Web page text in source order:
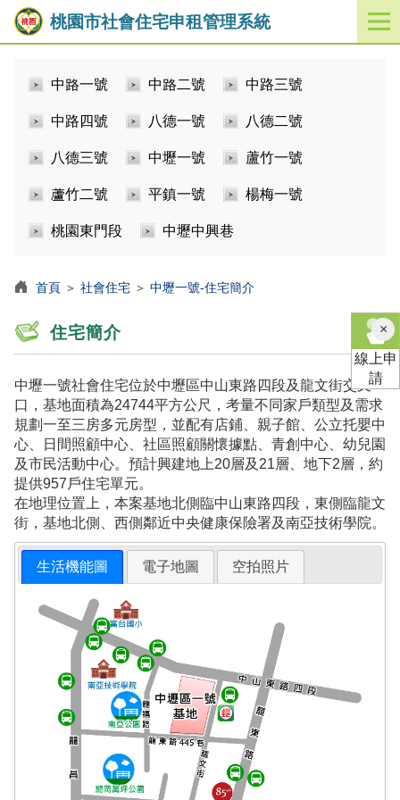
桃園市社會住宅申租管理系統
開
啟
中路一號 中路二號 中路三號
中路四號 八德一號 八德二號
八德三號 中壢一號 蘆竹一號
蘆竹二號 平鎮一號 楊梅一號
桃園東門段 中壢中興巷
首頁 ＞ 社會住宅 ＞ 中壢一號-住宅簡介
住宅簡介
中壢一號社會住宅位於中壢區中山東路四段及龍文街交叉
口，基地面積為24744平方公尺，考量不同家戶類型及需求
規劃一至三房多元房型，並配有店鋪、親子館、公立托嬰中
心、日間照顧中心、社區照顧關懷據點、青創中心、幼兒園
及市民活動中心。預計興建地上20層及21層、地下2層，約
提供957戶住宅單元。
在地理位置上，本案基地北側臨中山東路四段，東側臨龍文
街，基地北側、西側鄰近中央健康保險署及南亞技術學院。
生活機能圖 電子地圖 空拍照片
×關
閉
線上申
請